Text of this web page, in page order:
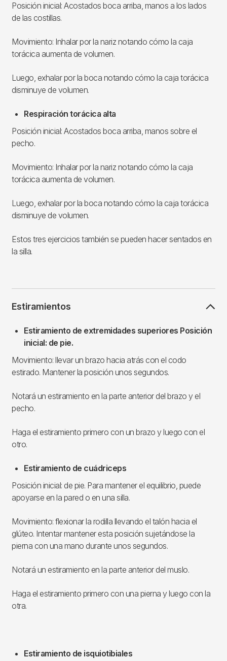
Posición inicial: Acostados boca arriba, manos a los lados
de las costillas.
Movimiento: Inhalar por la nariz notando cómo la caja
torácica aumenta de volumen.
Luego, exhalar por la boca notando cómo la caja torácica
disminuye de volumen.
Respiración torácica alta
Posición inicial: Acostados boca arriba, manos sobre el
pecho.
Movimiento: Inhalar por la nariz notando cómo la caja
torácica aumenta de volumen.
Luego, exhalar por la boca notando cómo la caja torácica
disminuye de volumen.
Estos tres ejercicios también se pueden hacer sentados en
la silla.
Estiramientos
Estiramiento de extremidades superiores Posición
inicial: de pie.
Movimiento: llevar un brazo hacia atrás con el codo
estirado. Mantener la posición unos segundos.
Notará un estiramiento en la parte anterior del brazo y el
pecho.
Haga el estiramiento primero con un brazo y luego con el
otro.
Estiramiento de cuádriceps
Posición inicial: de pie. Para mantener el equilibrio, puede
apoyarse en la pared o en una silla.
Movimiento: flexionar la rodilla llevando el talón hacia el
glúteo. Intentar mantener esta posición sujetándose la
pierna con una mano durante unos segundos.
Notará un estiramiento en la parte anterior del muslo.
Haga el estiramiento primero con una pierna y luego con la
otra.
Estiramiento de isquiotibiales